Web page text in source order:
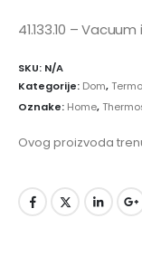
41.133.10 –
SKU: N/A
Kategorije: Dom,
Oznake: Home,
Ovog proizvoda